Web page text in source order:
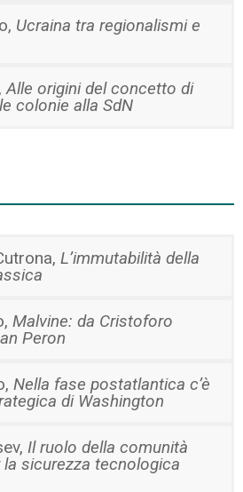
Ucraina tra regionalismi e
Alle origini del concetto di
colonie alla SdN
L’immutabilità della
Malvine: da Cristoforo
Peron
Nella fase postatlantica c’è
di Washington
Il ruolo della comunità
sicurezza tecnologica